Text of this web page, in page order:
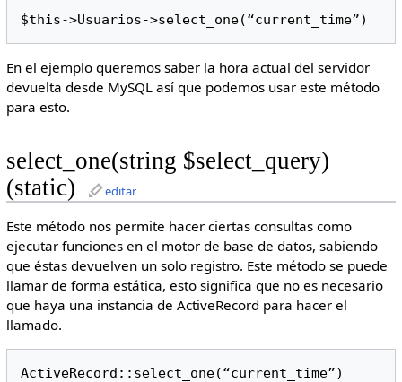
$this->Usuarios->select_one(“current_time”)
En el ejemplo queremos saber la hora actual del servidor
devuelta desde MySQL así que podemos usar este método
para esto.
select_one(string $select_query)
(static)
editar
Este método nos permite hacer ciertas consultas como
ejecutar funciones en el motor de base de datos, sabiendo
que éstas devuelven un solo registro. Este método se puede
llamar de forma estática, esto significa que no es necesario
que haya una instancia de ActiveRecord para hacer el
llamado.
ActiveRecord::select_one(“current_time”)